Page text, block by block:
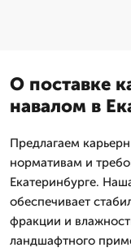
О поставке
навалом в
Предлагаем
нормативам и
Екатеринбурге.
обеспечивает
фракции и
ландшафтного